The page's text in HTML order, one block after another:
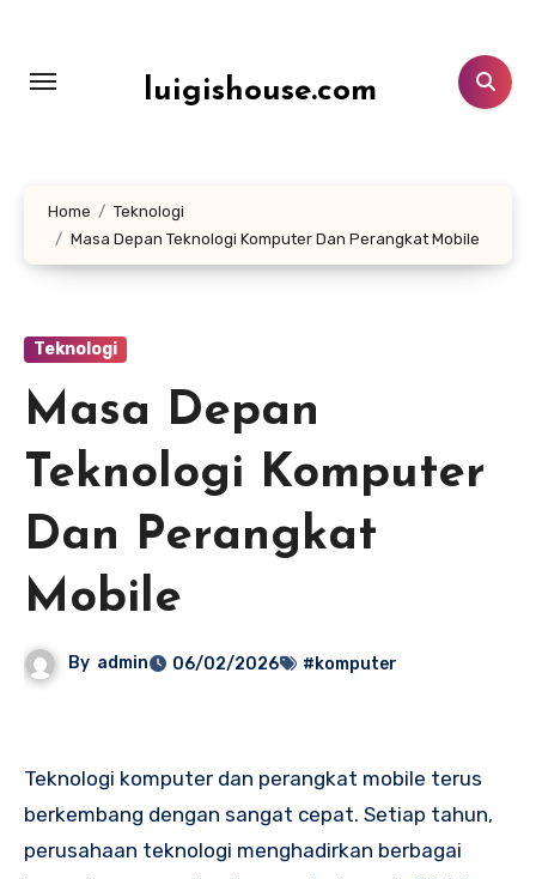
konten
luigishouse.com
Home
Teknologi
Masa Depan Teknologi Komputer Dan Perangkat Mobile
Teknologi
Masa Depan
Teknologi Komputer
Dan Perangkat
Mobile
By admin 06/02/2026 #komputer
Teknologi komputer dan perangkat mobile terus
berkembang dengan sangat cepat. Setiap tahun,
perusahaan teknologi menghadirkan berbagai